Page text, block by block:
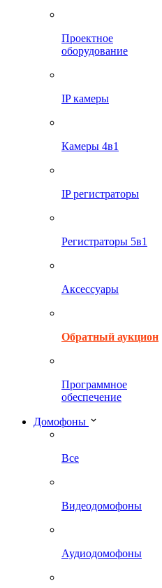
Проектное
оборудование
IP камеры
Камеры 4в1
IP регистраторы
Регистраторы 5в1
Аксессуары
Обратный аукцион
Программное
обеспечение
Домофоны
Все
Видеодомофоны
Аудиодомофоны